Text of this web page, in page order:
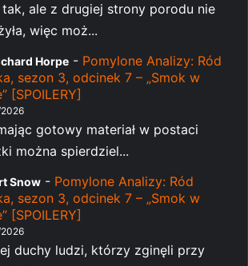
ale z drugiej strony porodu nie
więc moż...
Horpe - Pomylone Analizy: Ród
sezon 3, odcinek 7 – „Smok w
[SPOILERY]
gotowy materiał w postaci
można spierdziel...
Snow - Pomylone Analizy: Ród
sezon 3, odcinek 7 – „Smok w
[SPOILERY]
duchy ludzi, którzy zginęli przy